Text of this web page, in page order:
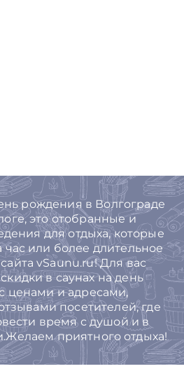
рождения в Волгограде
это отобранные и
для отдыха, которые
час или более длительное
vSaunu.ru! Для вас
в саунах на день
ценами и адресами,
посетителей, где
время с душой и в
приятного отдыха!